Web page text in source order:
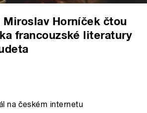
Miroslav Horníček čtou
francouzské literatury
na českém internetu